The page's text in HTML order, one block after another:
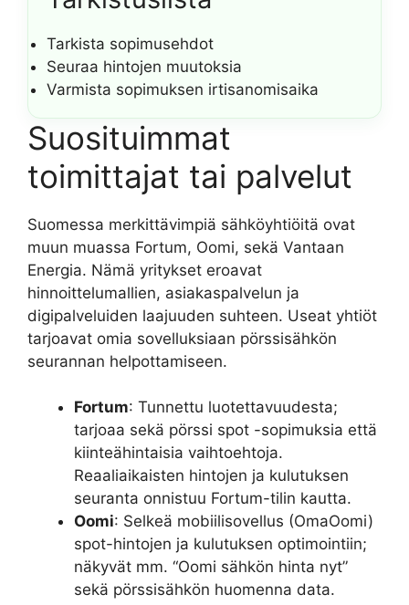
Tarkista sopimusehdot
Seuraa hintojen muutoksia
Varmista sopimuksen irtisanomisaika
Suosituimmat
toimittajat tai palvelut
Suomessa merkittävimpiä sähköyhtiöitä ovat
muun muassa Fortum, Oomi, sekä Vantaan
Energia. Nämä yritykset eroavat
hinnoittelumallien, asiakaspalvelun ja
digipalveluiden laajuuden suhteen. Useat yhtiöt
tarjoavat omia sovelluksiaan pörssisähkön
seurannan helpottamiseen.
Fortum: Tunnettu luotettavuudesta;
tarjoaa sekä pörssi spot -sopimuksia että
kiinteähintaisia vaihtoehtoja.
Reaaliaikaisten hintojen ja kulutuksen
seuranta onnistuu Fortum-tilin kautta.
Oomi: Selkeä mobiilisovellus (OmaOomi)
spot-hintojen ja kulutuksen optimointiin;
näkyvät mm. “Oomi sähkön hinta nyt”
sekä pörssisähkön huomenna data.